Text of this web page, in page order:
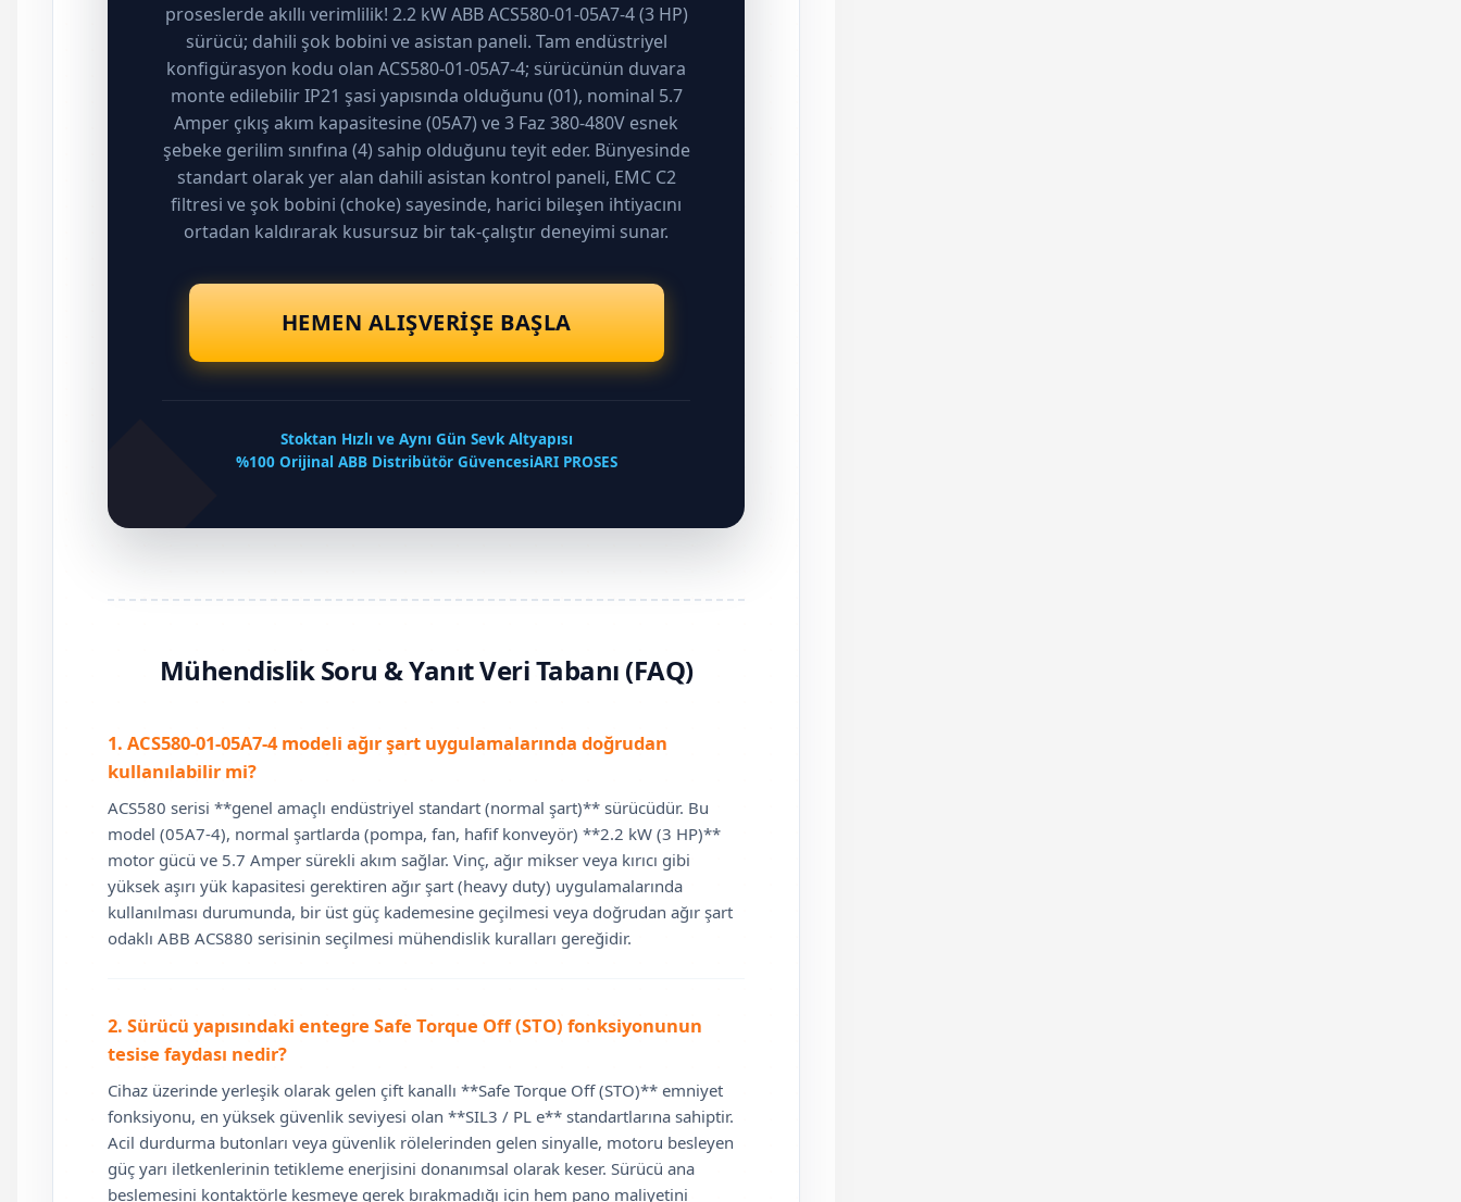
proseslerde akıllı verimlilik! 2.2 kW ABB ACS580-01-05A7-4 (3 HP)
sürücü; dahili şok bobini ve asistan paneli. Tam endüstriyel
konfigürasyon kodu olan ACS580-01-05A7-4; sürücünün duvara
monte edilebilir IP21 şasi yapısında olduğunu (01), nominal 5.7
Amper çıkış akım kapasitesine (05A7) ve 3 Faz 380-480V esnek
şebeke gerilim sınıfına (4) sahip olduğunu teyit eder. Bünyesinde
standart olarak yer alan dahili asistan kontrol paneli, EMC C2
filtresi ve şok bobini (choke) sayesinde, harici bileşen ihtiyacını
ortadan kaldırarak kusursuz bir tak-çalıştır deneyimi sunar.
HEMEN ALIŞVERIŞE BAŞLA
Stoktan Hızlı ve Aynı Gün Sevk Altyapısı
%100 Orijinal ABB Distribütör GüvencesiARI PROSES
Mühendislik Soru & Yanıt Veri Tabanı (FAQ)
1. ACS580-01-05A7-4 modeli ağır şart uygulamalarında doğrudan
kullanılabilir mi?
ACS580 serisi **genel amaçlı endüstriyel standart (normal şart)** sürücüdür. Bu
model (05A7-4), normal şartlarda (pompa, fan, hafif konveyör) **2.2 kW (3 HP)**
motor gücü ve 5.7 Amper sürekli akım sağlar. Vinç, ağır mikser veya kırıcı gibi
yüksek aşırı yük kapasitesi gerektiren ağır şart (heavy duty) uygulamalarında
kullanılması durumunda, bir üst güç kademesine geçilmesi veya doğrudan ağır şart
odaklı ABB ACS880 serisinin seçilmesi mühendislik kuralları gereğidir.
2. Sürücü yapısındaki entegre Safe Torque Off (STO) fonksiyonunun
tesise faydası nedir?
Cihaz üzerinde yerleşik olarak gelen çift kanallı **Safe Torque Off (STO)** emniyet
fonksiyonu, en yüksek güvenlik seviyesi olan **SIL3 / PL e** standartlarına sahiptir.
Acil durdurma butonları veya güvenlik rölelerinden gelen sinyalle, motoru besleyen
güç yarı iletkenlerinin tetikleme enerjisini donanımsal olarak keser. Sürücü ana
beslemesini kontaktörle kesmeye gerek bırakmadığı için hem pano maliyetini